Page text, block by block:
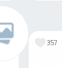
357